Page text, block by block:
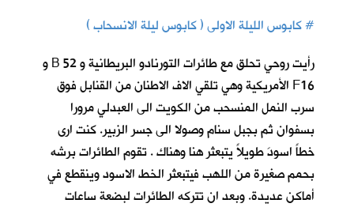
# كابوس الليلة الاولى ( كابوس ليلة الانسحاب )
رأيت روحي تحلق مع طائرات التورنادو البريطانية و 52 B و
F16 الأمريكية وهي تلقي الاف الاطنان من القنابل فوق
سرب النمل المنسحب من الكويت الى العبدلي مرورا
بسفوان ثم بجبل سنام وصولا الى جسر الزبير. كنت ارى
خطاً اسودَ طويلاً يتبعثر هنا وهناك . تقوم الطائرات برشه
بحمم صغيرة من اللهب فيتبعثر الخط الاسود وينقطع في
أماكن عديدة. وبعد ان تتركه الطائرات لبضعة ساعات